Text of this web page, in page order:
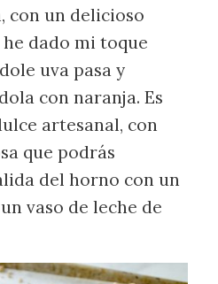
con un delicioso
he dado mi toque
uva pasa y
con naranja. Es
artesanal, con
que podrás
del horno con un
vaso de leche de